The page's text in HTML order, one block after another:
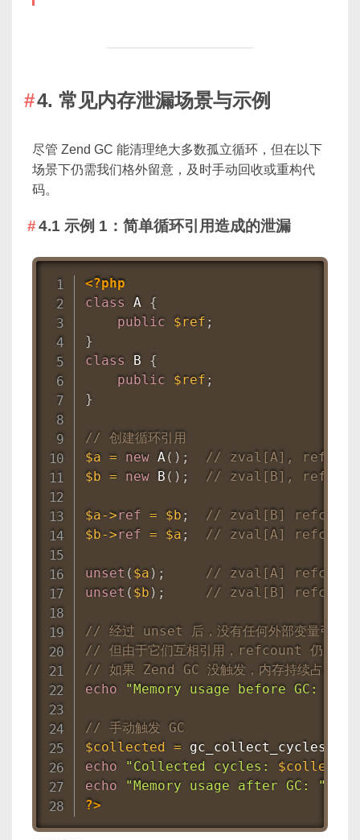
4. 常见内存泄漏场景与示例
尽管 Zend GC 能清理绝大多数孤立循环，但在以下
场景下仍需我们格外留意，及时手动回收或重构代
码。
4.1 示例 1：简单循环引用造成的泄漏
<?php
class
A
{
public
$ref ;
}
class
B
{
public
$ref ;
}
// 创建循环引用
$a = new A( ) ;
// zval[A],
$b = new B ( ) ; // zval[B],
$a->ref = $b ;
// zval[B]
$b->ref = $a ; // zval[A]
unset ( $a ) ;
// zval[A]
unset ( $b ) ; // zval[B]
// 经过 unset 后，没有任何外部变量引用这
// 但由于它们互相引用，refcount 仍为 1，
// 如果 Zend GC 没触发，内存持续占用。
echo
"Memory usage before GC: "
// 手动触发 GC
$collected = gc_collect_cycles
echo
"Collected cycles: $collected
echo
"Memory usage after GC: "
?>